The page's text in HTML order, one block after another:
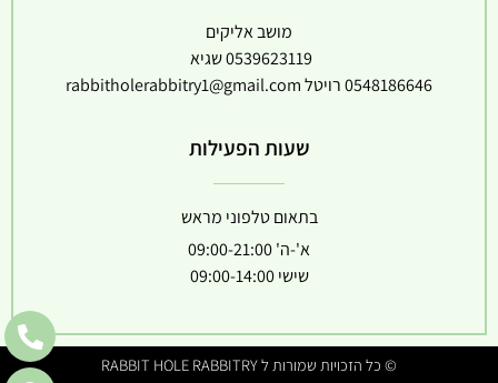
מושב אליקים
0539623119שגיא
0548186646רויטלrabbitholerabbitry1@gmail.com
שעות הפעילות
בתאום טלפוני מראש
א'-ה' 09:00-21:00
שישי 09:00-14:00
© כל הזכויות שמורות ל RABBIT HOLE RABBITRY